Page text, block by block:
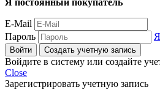
E-Mail
Пароль
Войти Создать учетную запись
Войдите в систему или создайте
Close
Зарегистрировать учетную запись